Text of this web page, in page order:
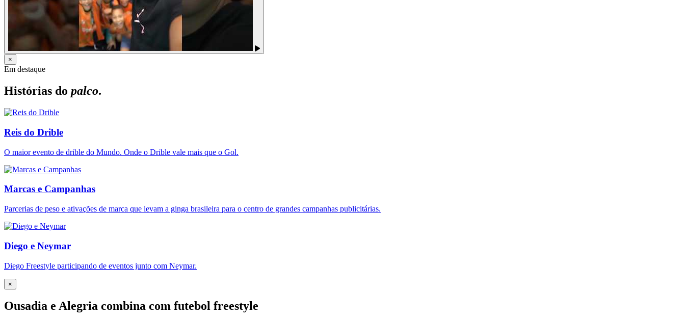
×
Em destaque
Histórias do palco.
Reis do Drible
O maior evento de drible do Mundo. Onde o Drible vale mais que o Gol.
Marcas e Campanhas
Parcerias de peso e ativações de marca que levam a ginga brasileira para o centro de grandes campanhas publicitárias.
Diego e Neymar
Diego Freestyle participando de eventos junto com Neymar.
×
Ousadia e Alegria combina com futebol freestyle